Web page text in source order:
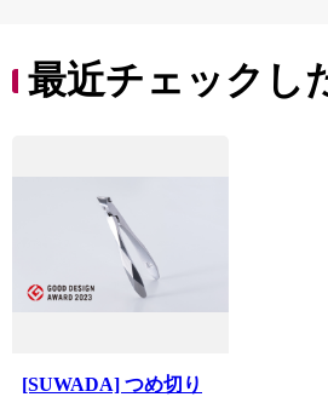
最近チェックし
[SUWADA] つめ切り